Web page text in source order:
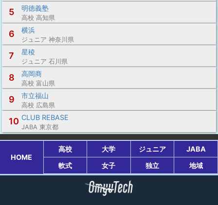
5 明徳義塾
高校 高知県
6 横浜
ジュニア 神奈川県
7 星稜
ジュニア 石川県
8 高岡商
高校 富山県
9 市立福山
高校 広島県
10 CLUB REBASE
JABA 東京都
HOME
高校 大学 ジュニア
JABA
軟式
女子 独立 地域